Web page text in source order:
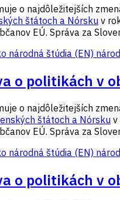
o najdôležitejších
štátoch a Nórsku v
EÚ. Správa za
národná štúdia (EN)
o politikách v
o najdôležitejších
štátoch a Nórsku v
EÚ. Správa za
národná štúdia (EN)
o politikách v